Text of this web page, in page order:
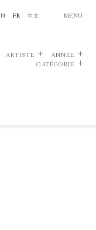
FR 中文 MENU
ARTISTE
ANNÉE
CATÉGORIE